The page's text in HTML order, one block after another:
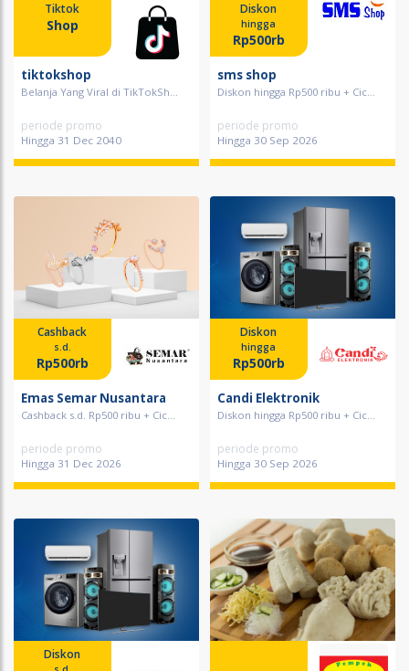
Tiktok
Shop
tiktokshop
Belanja Yang Viral di TikTokSh...
periode promo
Hingga 31 Dec 2040
Diskon
hingga
Rp500rb
sms shop
Diskon hingga Rp500 ribu + Cic...
periode promo
Hingga 30 Sep 2026
Cashback
s.d.
Rp500rb
Emas Semar Nusantara
Cashback s.d. Rp500 ribu + Cic...
periode promo
Hingga 31 Dec 2026
Diskon
hingga
Rp500rb
Candi Elektronik
Diskon hingga Rp500 ribu + Cic...
periode promo
Hingga 30 Sep 2026
Diskon